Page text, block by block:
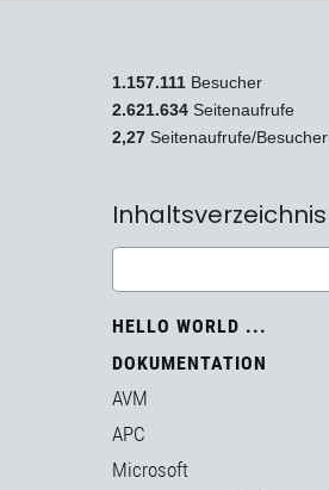
1.157.111 Besucher
2.621.634 Seitenaufrufe
2,27 Seitenaufrufe/Besucher
Inhaltsverzeichnis
HELLO WORLD ...
DOKUMENTATION
AVM
APC
Microsoft